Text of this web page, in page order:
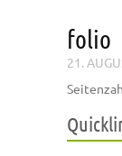
folio
21.